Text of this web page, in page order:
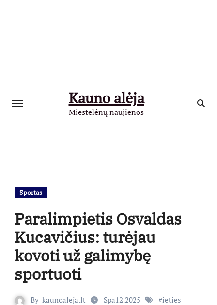
Kauno alėja
Miestelėnų naujienos
Sportas
Paralimpietis Osvaldas
Kucavičius: turėjau
kovoti už galimybę
sportuoti
By kaunoaleja.lt Spa12,2025 #ieties